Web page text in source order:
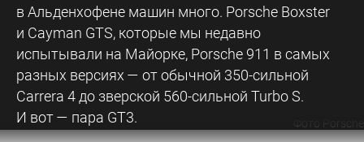
в Альденхофене машин много. Porsche Boxster
и Cayman GTS, которые мы недавно
испытывали на Майорке, Porsche 911 в самых
разных версиях — от обычной 350-сильной
Carrera 4 до зверской 560-сильной Turbo S.
И вот — пара GT3.
Фото Porsche